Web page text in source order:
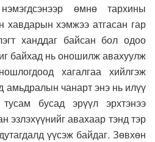
өмнө тархины
хавдарын хэмжээ атгасан гар
ханддаг байсан бол одоо
байхад нь оношилж авахуулж
хагалгаа хийлгэж
амьдралын чанарт энэ нь илүү
бусад эрүүл эрхтэнээ
эзлэхүүнийг авахаар тэнд тэр
үүсэж байдаг. Зөвхөн